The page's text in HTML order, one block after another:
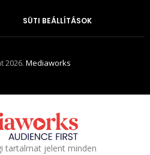
SÜTI BEÁLLÍTÁSOK
2026.Mediaworks
tartalmat jelent minden